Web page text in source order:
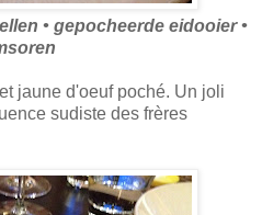
• gepocheerde eidooier •
jaune d'oeuf poché. Un joli
sudiste des frères